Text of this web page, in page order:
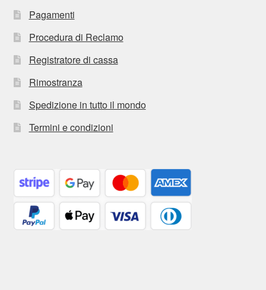
Pagamenti
Procedura di Reclamo
Registratore di cassa
Rimostranza
Spedizione in tutto il mondo
Termini e condizioni